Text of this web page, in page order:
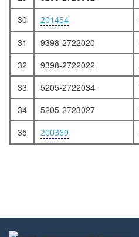
30
201454
31
9398-2722020
32
9398-2722022
33
5205-2722034
34
5205-2723027
35
200369